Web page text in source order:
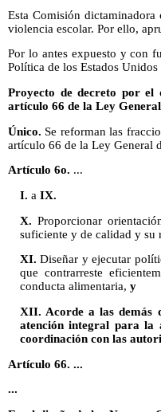
Esta Comisión
violencia escolar. Por ello,
Por lo antes expuesto y con
Política de los Estados
Proyecto de decreto por
artículo 66 de la Ley General
Único. Se reforman las
artículo 66 de la Ley General
Artículo 6o. ...
I. a IX.
X. Proporcionar
suficiente y de calidad y su
XI. Diseñar y ejecutar
que contrarreste
conducta alimentaria, y
XII. Acorde a las demás
atención integral para la
coordinación con las
Artículo 66. ...
...